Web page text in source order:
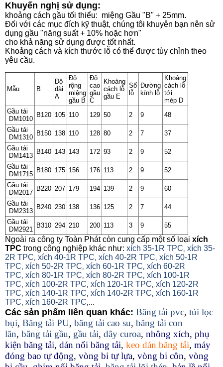
Khuyến nghị sử dụng:
khoảng cách gầu tối thiểu: miệng Gầu "B" + 25mm.
Đối với các mục đích kỹ thuật, chúng tôi khuyên bạn nên sử
dụng gầu "năng suất + 10% hoặc hơn"
cho khả năng sử dụng được tốt nhất.
Khoảng cách và kích thước lỗ có thể được tùy chỉnh theo
yêu cầu.
Mẫu B
Độ
dài
A
Độ
rộng
miệng
gầu B
Độ
cao
gầu
C
Khoảng
cách lỗ
gầu E
Số
lỗ
Đường
kính lỗ
Khoảng
cách lỗ
tới
mép D
Gầu tải
DM1010
B120 105 110 129 50 2 9
48
Gầu tải
DM1310
B150 138 110 128 80 2 7
37
Gầu tải
DM1413
B140 143 143 172 93 2 9
52
Gầu tải
DM1715
B180 175 156 176 113 2 9
52
Gầu tải
DM2017
B220 207 179 194 139 2 9
60
Gầu tải
DM2313
B240 230 138 136 125 2 7
44
Gầu tải
DM2921
B310 294 210 200 113 3 9 55
Ngoài ra công ty Toàn Phát còn cung cấp một số loại xích
TPC trong công nghiệp khác như: xích 35-1R TPC, xích 35-
2R TPC, xích 40-1R TPC, xích 40-2R TPC, xích 50-1R
TPC, xích 50-2R TPC, xích 60-1R TPC, xích 60-2R
TPC, xích 80-1R TPC, xích 80-2R TPC, xích 100-1R
TPC, xích 100-2R TPC, xích 120-1R TPC, xích 120-2R
TPC, xích 140-1R TPC, xích 140-2R TPC, xích 160-1R
TPC, xích 160-2R TPC,...
Các sản phẩm liên quan khác: Băng tải pvc, túi lọc
bụi, Băng tải PU, băng tải cao su, băng tải con
lăn, băng tải gầu, gầu tải, dây curoa, nhông xích, phụ
kiện băng tải, dán nối băng tải, keo dán băng tải, máy
đóng bao tự động, vòng bi tự lựa, vòng bi côn, vòng